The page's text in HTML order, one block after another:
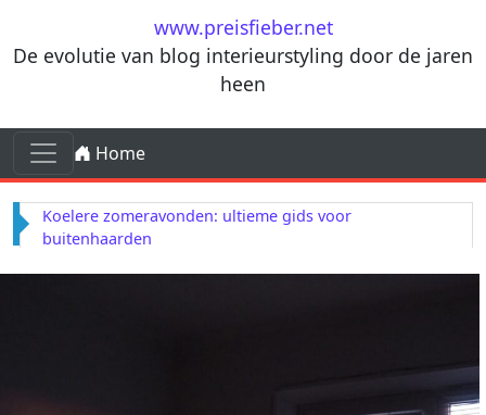
Ga naar de inhoudwww.preisfieber.net
De evolutie van blog interieurstyling door de jaren
heen
Ga naar de inhoud
Hoofdnavigatie
Home
Koelere zomeravonden: ultieme gids voor
buitenhaarden